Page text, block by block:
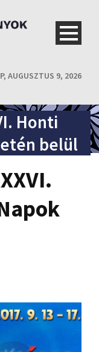
AUGUSZTUS 9, 2026
Honti
belül